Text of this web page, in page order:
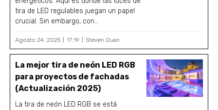
tira de LED regulables juegan un papel
crucial. Sin embargo, con...
Agosto 24, 2025 17:19 Steven Quan
La mejor tira de neón LED RGB
para proyectos de fachadas
(Actualización 2025)
La tira de neón LED RGB se está